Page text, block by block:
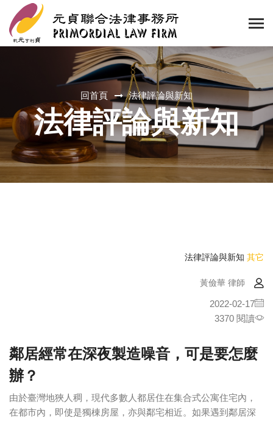
回首頁 法律評論與新知
法律評論與新知
法律評論與新知 其它
黃儉華 律師
2022-02-17
3370 閱讀
鄰居經常在深夜製造噪音，可是要怎麼
辦？
由於臺灣地狹人稠，現代多數人都居住在集合式公寓住宅內，
在都市內，即使是獨棟房屋，亦與鄰宅相近。如果遇到鄰居深